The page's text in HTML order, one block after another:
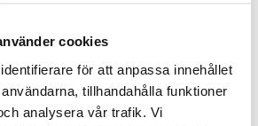
cookies
för att anpassa innehållet
tillhandahålla funktioner
analysera vår trafik. Vi